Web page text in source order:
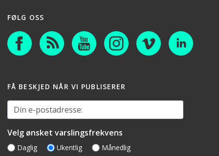
FØLG OSS
FÅ BESKJED NÅR VI PUBLISERER
Din e-postadresse:
Velg ønsket varslingsfrekvens
Daglig Ukentlig Månedlig